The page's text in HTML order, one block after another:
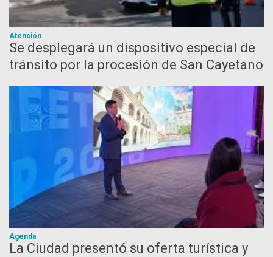
Atención
Se desplegará un dispositivo especial de
tránsito por la procesión de San Cayetano
Agenda
La Ciudad presentó su oferta turística y